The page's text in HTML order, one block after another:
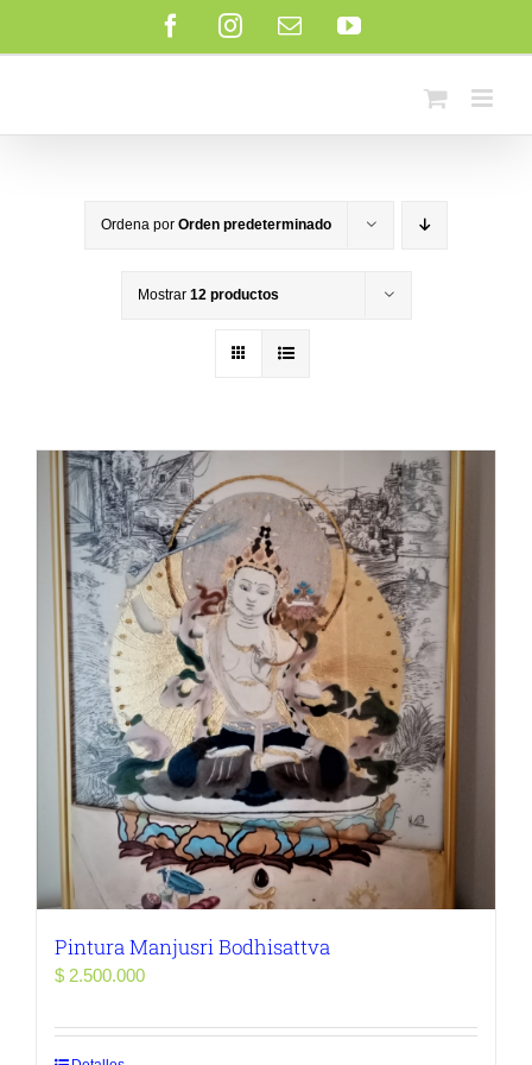
FacebookInstagram
Correo
electrónico
YouTube
Ordena por Orden predeterminado
Mostrar 12 productos
Pintura Manjusri Bodhisattva
$ 2.500.000